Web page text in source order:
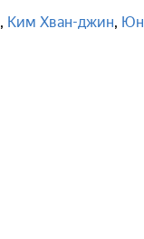
, Ким Хван-джин,